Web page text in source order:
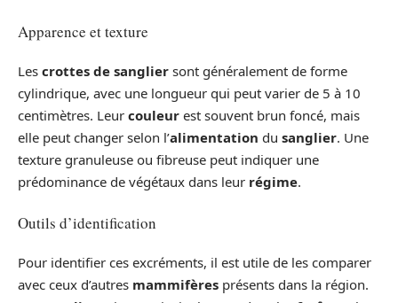
Apparence et texture
Les crottes de sanglier sont généralement de forme
cylindrique, avec une longueur qui peut varier de 5 à 10
centimètres. Leur couleur est souvent brun foncé, mais
elle peut changer selon l’alimentation du sanglier. Une
texture granuleuse ou fibreuse peut indiquer une
prédominance de végétaux dans leur régime.
Outils d’identification
Pour identifier ces excréments, il est utile de les comparer
avec ceux d’autres mammifères présents dans la région.